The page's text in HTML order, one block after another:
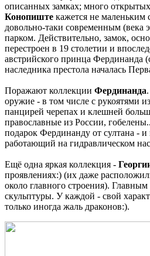
описанных замках; много открытых
Конопиште кажется не маленьким
довольно-таки современным (века
парком. Действительно, замок,
перестроен в 19 столетии и
австрийского принца Фердинанда
наследника престола началась
Поражают коллекции Фердинанда
оружие - в том числе с рукоятями
панцирей черепах и клешней
православные из России,
подарок Фердинанду от султана -
работающий на гидравлическом
Ещё одна яркая коллекция -
проявлениях:) (их даже
около главного строения).
скульптуры. У каждой - свой
только иногда жаль драконов:).